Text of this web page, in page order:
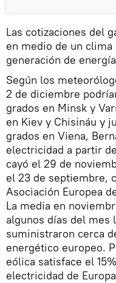
Las cotizaciones del
en medio de un
generación de
Según los
2 de diciembre
grados en Minsk y
en Kiev y Chisináu y
grados en Viena,
electricidad a partir
cayó el 29 de
el 23 de septiembre,
Asociación Europea
La media en
algunos días del mes
suministraron cerca
energético europeo.
eólica satisface el
electricidad de